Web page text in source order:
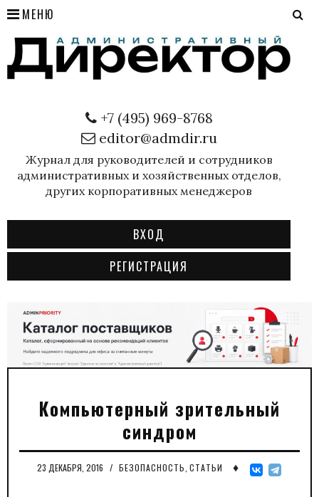
МЕНЮ
+7 (495) 969-8768
editor@admdir.ru
Журнал для руководителей и сотрудников
административных и хозяйственных отделов,
других корпоративных менеджеров
ВХОД
РЕГИСТРАЦИЯ
Компьютерный зрительный
синдром
23 ДЕКАБРЯ, 2016 / БЕЗОПАСНОСТЬ СТАТЬИ ♦